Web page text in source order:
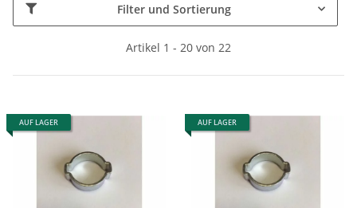
Filter und Sortierung
Artikel 1 - 20 von 22
AUF LAGER AUF LAGER